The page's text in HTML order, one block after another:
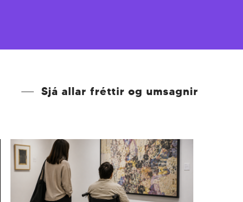
Sjá allar fréttir og umsagnir